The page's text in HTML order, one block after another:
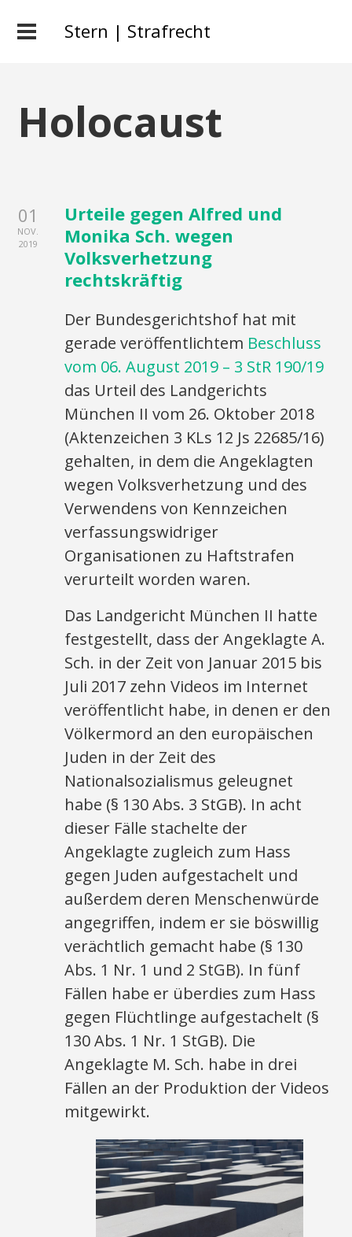
Stern | Strafrecht
Holocaust
01
NOV.
2019
Urteile gegen Alfred und
Monika Sch. wegen
Volksverhetzung
rechtskräftig
Der Bundesgerichtshof hat mit
gerade veröffentlichtem Beschluss
vom 06. August 2019 – 3 StR 190/19
das Urteil des Landgerichts
München II vom 26. Oktober 2018
(Aktenzeichen 3 KLs 12 Js 22685/16)
gehalten, in dem die Angeklagten
wegen Volksverhetzung und des
Verwendens von Kennzeichen
verfassungswidriger
Organisationen zu Haftstrafen
verurteilt worden waren.
Das Landgericht München II hatte
festgestellt, dass der Angeklagte A.
Sch. in der Zeit von Januar 2015 bis
Juli 2017 zehn Videos im Internet
veröffentlicht habe, in denen er den
Völkermord an den europäischen
Juden in der Zeit des
Nationalsozialismus geleugnet
habe (§ 130 Abs. 3 StGB). In acht
dieser Fälle stachelte der
Angeklagte zugleich zum Hass
gegen Juden aufgestachelt und
außerdem deren Menschenwürde
angegriffen, indem er sie böswillig
verächtlich gemacht habe (§ 130
Abs. 1 Nr. 1 und 2 StGB). In fünf
Fällen habe er überdies zum Hass
gegen Flüchtlinge aufgestachelt (§
130 Abs. 1 Nr. 1 StGB). Die
Angeklagte M. Sch. habe in drei
Fällen an der Produktion der Videos
mitgewirkt.